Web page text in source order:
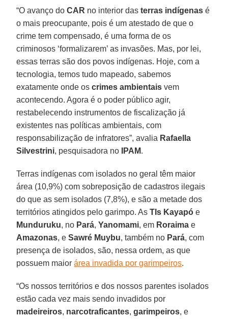
“O avanço doCAR no interior das terras indígenas é
o mais preocupante, pois é um atestado de que o
crime tem compensado, é uma forma de os
criminosos ‘formalizarem’ as invasões. Mas, por lei,
essas terras são dos povos indígenas. Hoje, com a
tecnologia, temos tudo mapeado, sabemos
exatamente onde os crimes ambientais vem
acontecendo. Agora é o poder público agir,
restabelecendo instrumentos de fiscalização já
existentes nas políticas ambientais, com
responsabilização de infratores”, avalia Rafaella
Silvestrini, pesquisadora no IPAM.
Terras indígenas com isolados no geral têm maior
área (10,9%) com sobreposição de cadastros ilegais
do que as sem isolados (7,8%), e são a metade dos
territórios atingidos pelo garimpo. AsTIs Kayapó e
Munduruku, no Pará,Yanomami, em Roraima e
Amazonas, eSawré Muybu, também no Pará, com
presença de isolados, são, nessa ordem, as que
possuem maior área invadida por garimpeiros.
“Os nossos territórios e dos nossos parentes isolados
estão cada vez mais sendo invadidos por
madeireiros, narcotraficantes,garimpeiros, e